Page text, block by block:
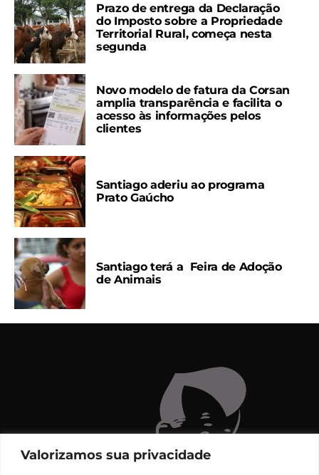
Valorizamos sua privacidade
Prazo de entrega da Declaração
do Imposto sobre a Propriedade
Territorial Rural, começa nesta
segunda
Novo modelo de fatura da Corsan
amplia transparência e facilita o
acesso às informações pelos
clientes
Santiago aderiu ao programa
Prato Gaúcho
Santiago terá a Feira de Adoção
de Animais